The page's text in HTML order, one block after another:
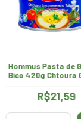
Hommus Pasta de
Bico 420g Chtoura
R$21,59